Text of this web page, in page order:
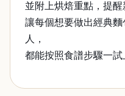
並附上烘焙重點，提醒
讓每個想要做出經典
人，
都能按照食譜步驟一試